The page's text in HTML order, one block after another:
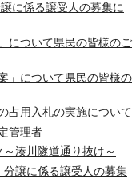
に係る譲受人の募集に
について県民の皆様のご
」について県民の皆様の
占用入札の実施について
管理者
湊川隧道通り抜け～
譲に係る譲受人の募集